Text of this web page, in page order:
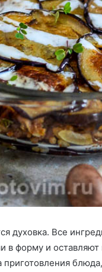
духовка. Все
форму и оставляют